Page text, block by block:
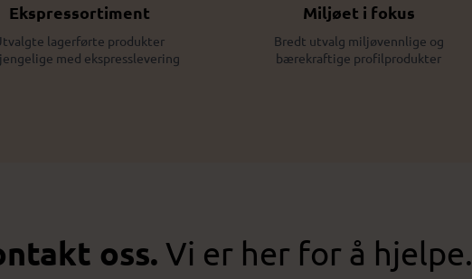
Ekspressortiment
lagerførte produkter
med ekspresslevering
Miljøet i fokus
Bredt utvalg miljøvennlige og
bærekraftige profilprodukter
oss. Vi er her for å hjelpe.